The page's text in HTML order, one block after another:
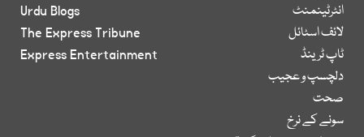
انٹرٹینمنٹ
لائف اسٹائل
ٹاپ ٹرینڈ
دلچسپ و عجیب
صحت
سونے کے نرخ
Urdu Blogs
The Express Tribune
Express Entertainment